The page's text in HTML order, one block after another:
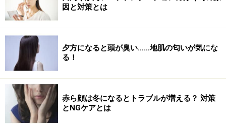
因と対策とは
夕方になると頭が臭い……地肌の匂いが気にな
る！
赤ら顔は冬になるとトラブルが増える？ 対策
とNGケアとは